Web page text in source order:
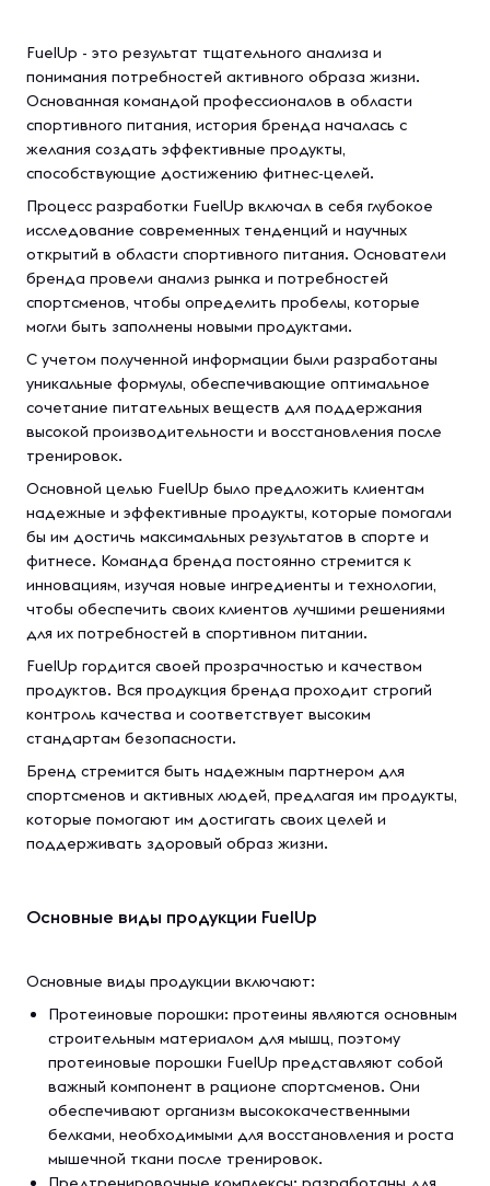
FuelUp - это результат тщательного анализа и
понимания потребностей активного образа жизни.
Основанная командой профессионалов в области
спортивного питания, история бренда началась с
желания создать эффективные продукты,
способствующие достижению фитнес-целей.
Процесс разработки FuelUp включал в себя глубокое
исследование современных тенденций и научных
открытий в области спортивного питания. Основатели
бренда провели анализ рынка и потребностей
спортсменов, чтобы определить пробелы, которые
могли быть заполнены новыми продуктами.
С учетом полученной информации были разработаны
уникальные формулы, обеспечивающие оптимальное
сочетание питательных веществ для поддержания
высокой производительности и восстановления после
тренировок.
Основной целью FuelUp было предложить клиентам
надежные и эффективные продукты, которые помогали
бы им достичь максимальных результатов в спорте и
фитнесе. Команда бренда постоянно стремится к
инновациям, изучая новые ингредиенты и технологии,
чтобы обеспечить своих клиентов лучшими решениями
для их потребностей в спортивном питании.
FuelUp гордится своей прозрачностью и качеством
продуктов. Вся продукция бренда проходит строгий
контроль качества и соответствует высоким
стандартам безопасности.
Бренд стремится быть надежным партнером для
спортсменов и активных людей, предлагая им продукты,
которые помогают им достигать своих целей и
поддерживать здоровый образ жизни.
Основные виды продукции FuelUp
Основные виды продукции включают:
Протеиновые порошки: протеины являются основным
строительным материалом для мышц, поэтому
протеиновые порошки FuelUp представляют собой
важный компонент в рационе спортсменов. Они
обеспечивают организм высококачественными
белками, необходимыми для восстановления и роста
мышечной ткани после тренировок.